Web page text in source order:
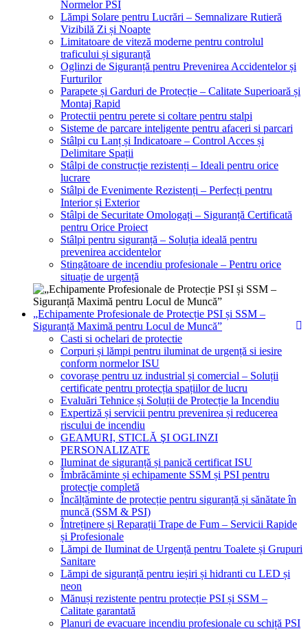
Normelor PSI
Lămpi Solare pentru Lucrări – Semnalizare Rutieră
Vizibilă Zi și Noapte
Limitatoare de viteză moderne pentru controlul
traficului și siguranță
Oglinzi de Siguranță pentru Prevenirea Accidentelor și
Furturilor
Parapete și Garduri de Protecție – Calitate Superioară și
Montaj Rapid
Protectii pentru perete si coltare pentru stalpi
Sisteme de parcare inteligente pentru afaceri si parcari
Stâlpi cu Lanț și Indicatoare – Control Acces și
Delimitare Spații
Stâlpi de construcție rezistenți – Ideali pentru orice
lucrare
Stâlpi de Evenimente Rezistenți – Perfecți pentru
Interior și Exterior
Stâlpi de Securitate Omologați – Siguranță Certificată
pentru Orice Proiect
Stâlpi pentru siguranță – Soluția ideală pentru
prevenirea accidentelor
Stingătoare de incendiu profesionale – Pentru orice
situație de urgență
„Echipamente Profesionale de Protecție PSI și SSM –
Siguranță Maximă pentru Locul de Muncă”
Casti si ochelari de protectie
Corpuri și lămpi pentru iluminat de urgență si iesire
conform normelor ISU
covorașe pentru uz industrial și comercial – Soluții
certificate pentru protecția spațiilor de lucru
Evaluări Tehnice și Soluții de Protecție la Incendiu
Expertiză și servicii pentru prevenirea și reducerea
riscului de incendiu
GEAMURI, STICLĂ ŞI OGLINZI
PERSONALIZATE
Iluminat de siguranță și panică certificat ISU
Îmbrăcăminte și echipamente SSM și PSI pentru
protecție completă
Încălțăminte de protecție pentru siguranță și sănătate în
muncă (SSM & PSI)
Întreținere și Reparații Trape de Fum – Servicii Rapide
și Profesionale
Lămpi de Iluminat de Urgență pentru Toalete și Grupuri
Sanitare
Lămpi de siguranță pentru ieșiri și hidranti cu LED și
neon
Mănuși rezistente pentru protecție PSI și SSM –
Calitate garantată
Planuri de evacuare incendiu profesionale cu schiță PSI